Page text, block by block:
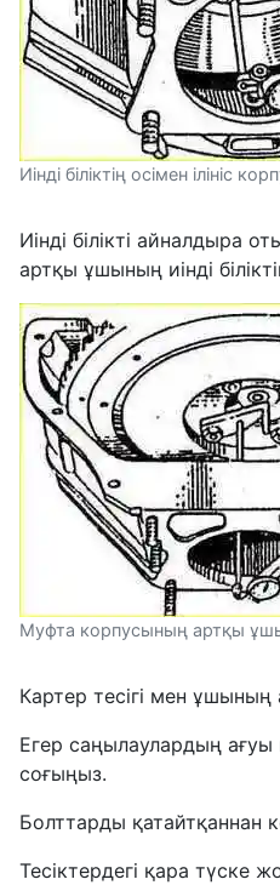
Иінді біліктің осімен ілініс
Иінді білікті айналдыра
артқы ұшының иінді
Муфта корпусының артқы
Картер тесігі мен
Егер саңылаулардың
соғыңыз.
Болттарды қатайтқаннан
Тесіктердегі қара түске